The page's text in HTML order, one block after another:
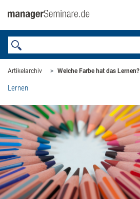
Artikelarchiv Welche Farbe hat das Lernen?
Lernen